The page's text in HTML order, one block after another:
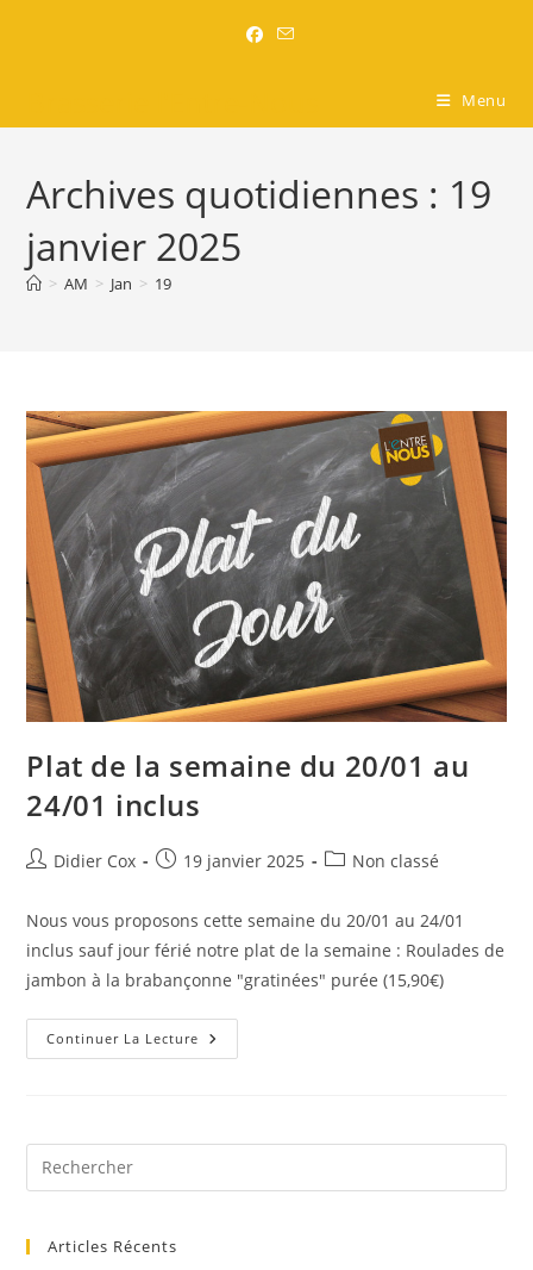
Menu
Archives quotidiennes : 19
janvier 2025
> AM > Jan > 19
Plat de la semaine du 20/01 au
24/01 inclus
Didier Cox 19 janvier 2025 Non classé
Nous vous proposons cette semaine du 20/01 au 24/01
inclus sauf jour férié notre plat de la semaine : Roulades de
jambon à la brabançonne "gratinées" purée (15,90€)
Continuer La Lecture
Articles Récents